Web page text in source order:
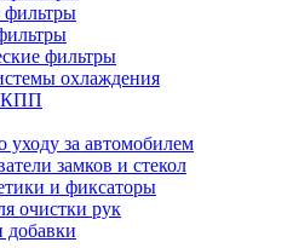
фильтры
охлаждения
уходу за автомобилем
замков и стекол
и фиксаторы
очистки рук
добавки